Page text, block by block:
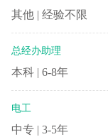
其他 | 经验不限
总经办助理
本科 | 6-8年
电工
中专 | 3-5年